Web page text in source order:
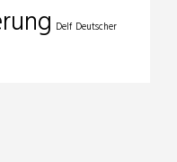
Delf Deutscher